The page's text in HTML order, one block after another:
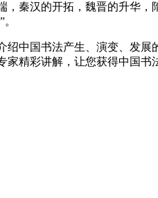
秦汉的开拓，魏晋的升华，
中国书法产生、演变、发展
精彩讲解，让您获得中国书